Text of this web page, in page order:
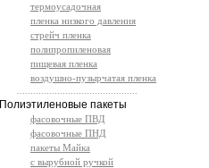
термоусадочная
пленка низкого давления
стрейч пленка
полипропиленовая
пищевая пленка
воздушно-пузырчатая пленка
Полиэтиленовые пакеты
фасовочные ПВД
фасовочные ПНД
пакеты Майка
с вырубной ручкой